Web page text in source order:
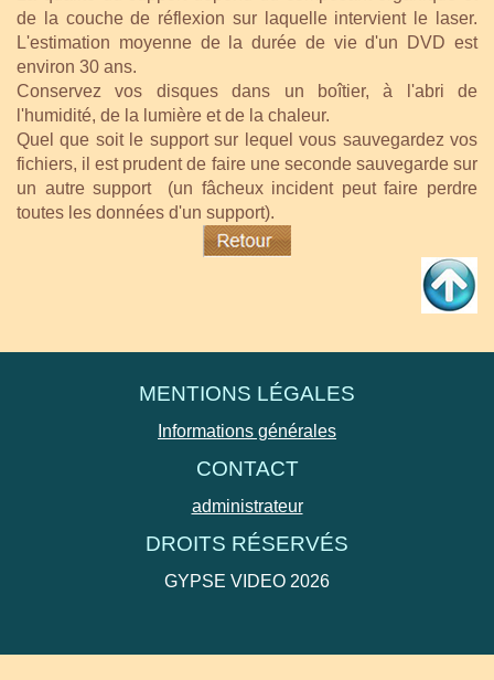
de la couche de réflexion sur laquelle intervient le laser.
L'estimation moyenne de la durée de vie d'un DVD est
environ 30 ans.
Conservez vos disques dans un boîtier, à l'abri de
l'humidité, de la lumière et de la chaleur.
Quel que soit le support sur lequel vous sauvegardez vos
fichiers, il est prudent de faire une seconde sauvegarde sur
un autre support (un fâcheux incident peut faire perdre
toutes les données d'un support).
MENTIONS LÉGALES
Informations générales
CONTACT
administrateur
DROITS RÉSERVÉS
GYPSE VIDEO 2026